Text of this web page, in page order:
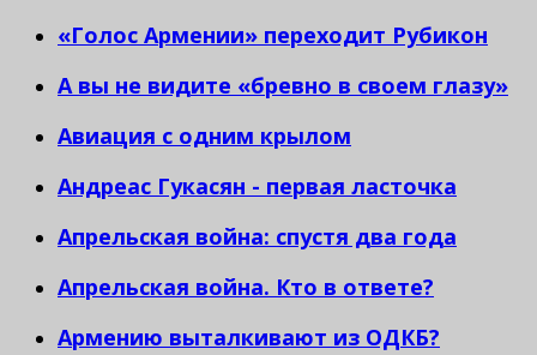
«Голос Армении» переходит Рубикон
А вы не видите «бревно в своем глазу»
Авиация с одним крылом
Андреас Гукасян - первая ласточка
Апрельская война: спустя два года
Апрельская война. Кто в ответе?
Армению выталкивают из ОДКБ?